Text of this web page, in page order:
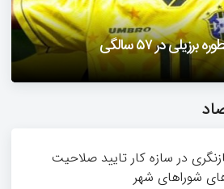
در ۵۷ سالگی
در توئیتر ضرغامی جنجالی شد
به مجری جنجالی صدا و سیما
در سازه کار تایید صلاحیت
شوراهای شهر